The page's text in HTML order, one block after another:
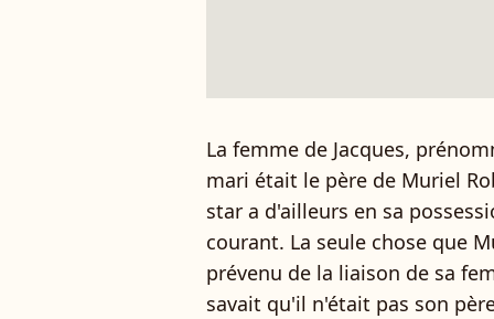
La femme de Jacques,
mari était le père de Muriel
star a d'ailleurs en sa
courant. La seule chose que
prévenu de la liaison de sa
savait qu'il n'était pas son